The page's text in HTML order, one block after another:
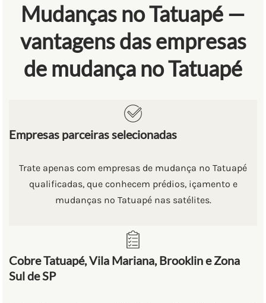
Mudanças no Tatuapé —
vantagens das empresas
de mudança no Tatuapé
Empresas parceiras selecionadas
Trate apenas com empresas de mudança no Tatuapé
qualificadas, que conhecem prédios, içamento e
mudanças no Tatuapé nas satélites.
Cobre Tatuapé, Vila Mariana, Brooklin e Zona
Sul de SP